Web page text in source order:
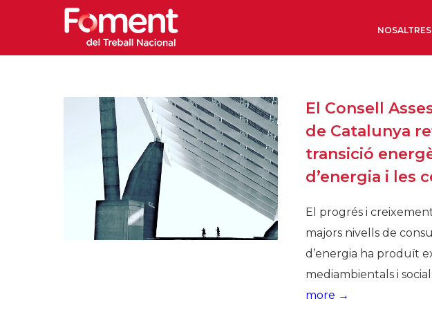
NOSALTRES
El Consell
de Catalunya
transició
d’energia i les
El progrés i
majors nivells de
d’energia ha produït
mediambientals i
more →